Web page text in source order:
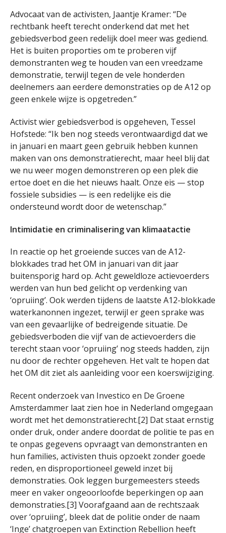
Advocaat van de activisten, Jaantje Kramer: “De
rechtbank heeft terecht onderkend dat met het
gebiedsverbod geen redelijk doel meer was gediend.
Het is buiten proporties om te proberen vijf
demonstranten weg te houden van een vreedzame
demonstratie, terwijl tegen de vele honderden
deelnemers aan eerdere demonstraties op de A12 op
geen enkele wijze is opgetreden.”
Activist wier gebiedsverbod is opgeheven, Tessel
Hofstede: “Ik ben nog steeds verontwaardigd dat we
in januari en maart geen gebruik hebben kunnen
maken van ons demonstratierecht, maar heel blij dat
we nu weer mogen demonstreren op een plek die
ertoe doet en die het nieuws haalt. Onze eis — stop
fossiele subsidies — is een redelijke eis die
ondersteund wordt door de wetenschap.”
Intimidatie en criminalisering van klimaatactie
In reactie op het groeiende succes van de A12-
blokkades trad het OM in januari van dit jaar
buitensporig hard op. Acht geweldloze actievoerders
werden van hun bed gelicht op verdenking van
‘opruiing’. Ook werden tijdens de laatste A12-blokkade
waterkanonnen ingezet, terwijl er geen sprake was
van een gevaarlijke of bedreigende situatie. De
gebiedsverboden die vijf van de actievoerders die
terecht staan voor ‘opruiing’ nog steeds hadden, zijn
nu door de rechter opgeheven. Het valt te hopen dat
het OM dit ziet als aanleiding voor een koerswijziging.
Recent onderzoek van Investico en De Groene
Amsterdammer laat zien hoe in Nederland omgegaan
wordt met het demonstratierecht.[2] Dat staat ernstig
onder druk, onder andere doordat de politie te pas en
te onpas gegevens opvraagt van demonstranten en
hun families, activisten thuis opzoekt zonder goede
reden, en disproportioneel geweld inzet bij
demonstraties. Ook leggen burgemeesters steeds
meer en vaker ongeoorloofde beperkingen op aan
demonstraties.[3] Voorafgaand aan de rechtszaak
over ‘opruiing’, bleek dat de politie onder de naam
‘Inge’ chatgroepen van Extinction Rebellion heeft